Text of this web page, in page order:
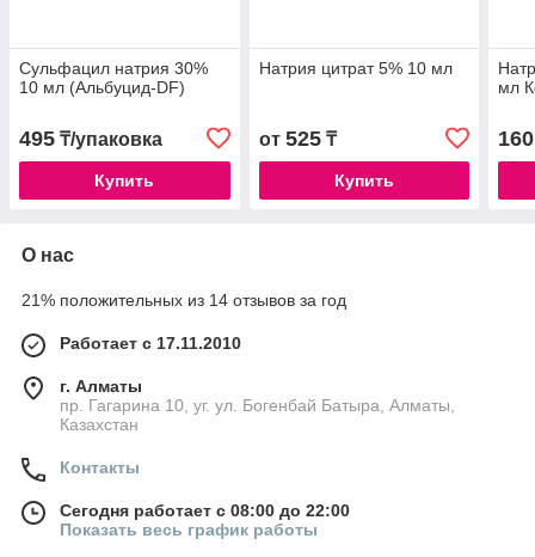
Сульфацил натрия 30%
10 мл (Альбуцид-DF)
495 ₸/упаковка
Купить
Натрия цитрат 5% 10 мл
от 525₸
Купить
мл
160
О нас
21% положительных из 14 отзывов за год
Работает с 17.11.2010
г. Алматы
пр. Гагарина 10, уг. ул. Богенбай Батыра, Алматы,
Казахстан
Контакты
Сегодня работает с 08:00 до 22:00
Показать весь график работы